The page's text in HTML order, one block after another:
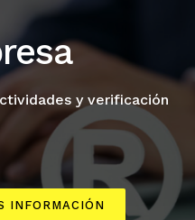
y verificación
INFORMACIÓN